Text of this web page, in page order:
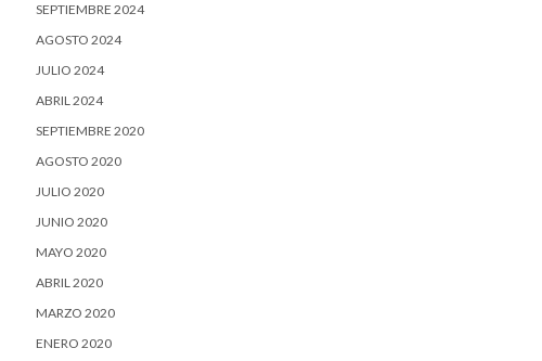
SEPTIEMBRE 2024
AGOSTO 2024
JULIO 2024
ABRIL 2024
SEPTIEMBRE 2020
AGOSTO 2020
JULIO 2020
JUNIO 2020
MAYO 2020
ABRIL 2020
MARZO 2020
ENERO 2020